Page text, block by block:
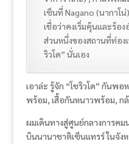
เซ็นที่ Nagano (นากาโน่
เชื่อว่าคงเริ่มคุ้นและร้
ส่วนหนึ่งของสถานที่ท่อง
ริวโด” นั่นเอง
เอาล่ะ รู้จัก “โชริวโด” กันพ
พร้อม, เสื้อกันหนาวพร้อม, ก
ผมเดินทางสู่ศูนย์กลางการค
บินนานาชาติเซ็นแทรร์ ในจัง